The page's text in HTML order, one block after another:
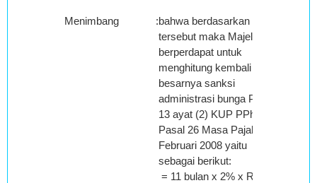
Menimbang :bahwa berdasarkan uraian
tersebut maka Majelis
berperdapat untuk
menghitung kembali
besarnya sanksi
administrasi bunga Pasal
13 ayat (2) KUP PPh
Pasal 26 Masa Pajak
Februari 2008 yaitu
sebagai berikut:
= 11 bulan x 2% x Rp.